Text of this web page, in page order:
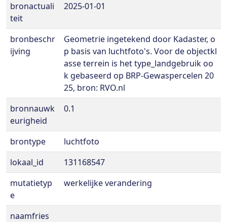
bronactuali
teit
2025-01-01
bronbeschr
ijving
Geometrie ingetekend door Kadaster, o
p basis van luchtfoto's. Voor de objectkl
asse terrein is het type_landgebruik oo
k gebaseerd op BRP-Gewaspercelen 20
25, bron: RVO.nl
bronnauwk
eurigheid
0.1
brontype
luchtfoto
lokaal_id
131168547
mutatietyp
e
werkelijke verandering
naamfries